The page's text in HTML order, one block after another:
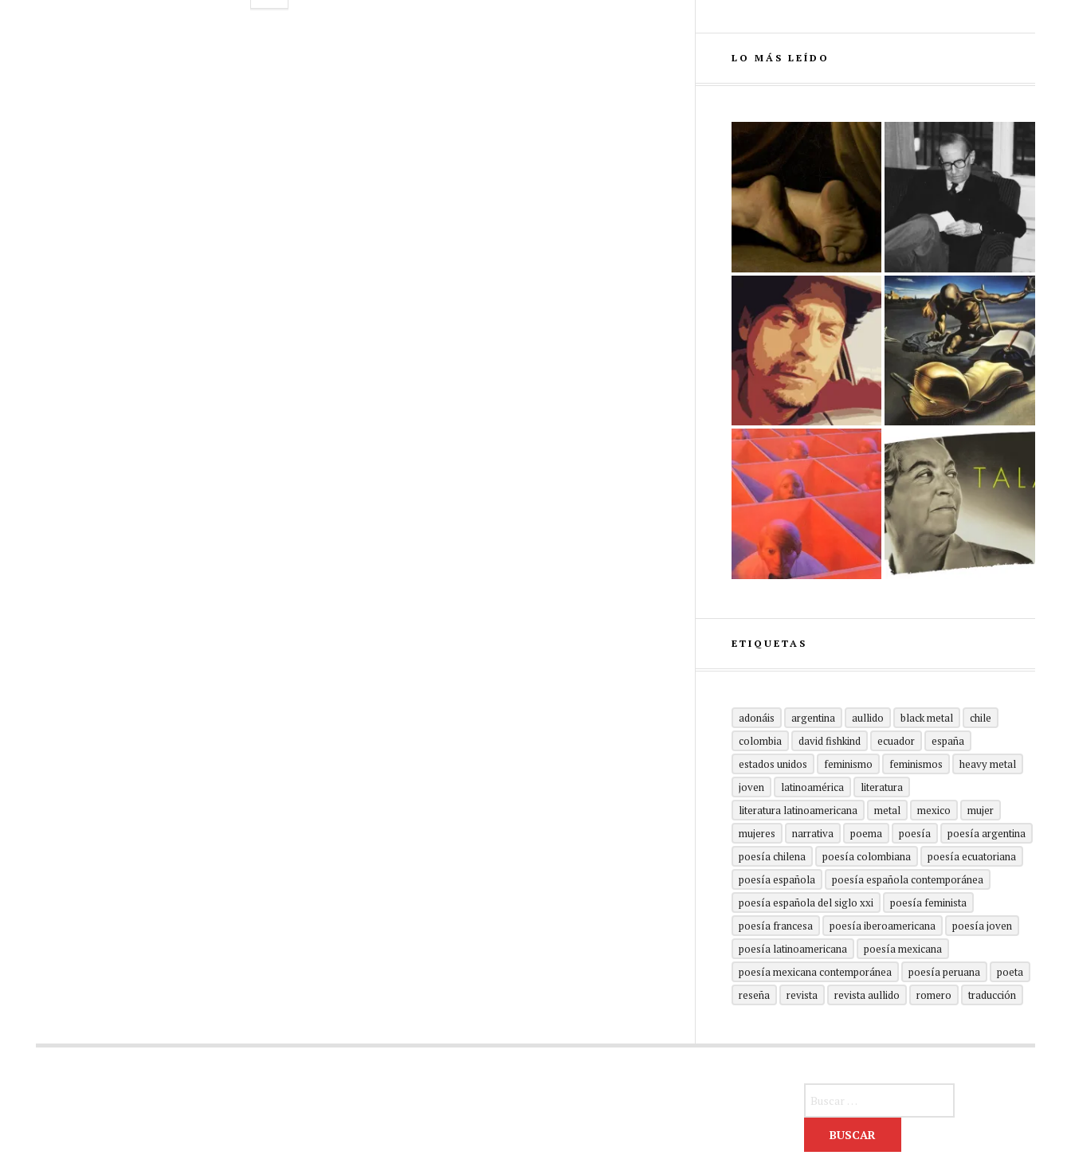
LO MÁS LEÍDO
ETIQUETAS
adonáis argentina aullido black metal
chile
colombia
david fishkind ecuador
españa
estados unidos
feminismo feminismos
heavy metal
joven
latinoamérica
literatura
literatura latinoamericana
metal mexico
mujer
mujeres
narrativa poema poesía
poesía argentina
poesía chilena
poesía colombiana
poesía ecuatoriana
poesía española
poesía española contemporánea
poesía española del siglo xxi
poesía feminista
poesía francesa
poesía iberoamericana
poesía joven
poesía latinoamericana
poesía mexicana
poesía mexicana contemporánea
poesía peruana
poeta
reseña
revista revista aullido romero traducción